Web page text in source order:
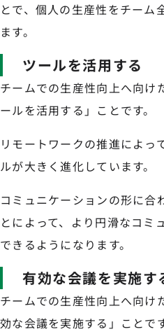
とで、個人の生産性をチーム
ます。
ツールを活用する
チームでの生産性向上へ向け
ールを活用する」ことです。
リモートワークの推進によっ
ルが大きく進化しています。
コミュニケーションの形に合
とによって、より円滑なコミ
できるようになります。
有効な会議を実施す
チームでの生産性向上へ向け
効な会議を実施する」ことです